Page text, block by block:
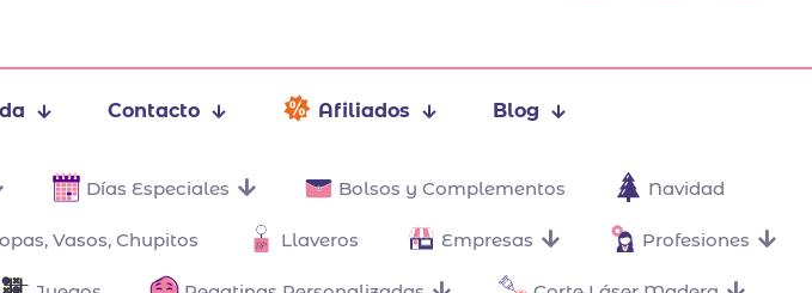
Contacto Afiliados Blog
Días Especiales Bolsos y Complementos Navidad
Vasos, Chupitos Llaveros Empresas Profesiones